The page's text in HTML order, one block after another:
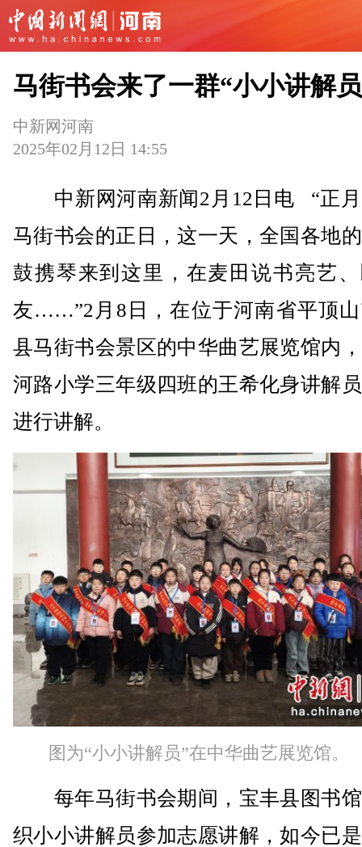
马街书会来了一群“小小讲解
中新网河南
2025年02月12日 14:55
中新网河南新闻2月12日电 “正月
马街书会的正日，这一天，全国各地
鼓携琴来到这里，在麦田说书亮艺
友……”2月8日，在位于河南省平顶
县马街书会景区的中华曲艺展览馆内
河路小学三年级四班的王希化身讲解
进行讲解。
图为“小小讲解员”在中华曲艺展览馆。
每年马街书会期间，宝丰县图书
织小小讲解员参加志愿讲解，如今已